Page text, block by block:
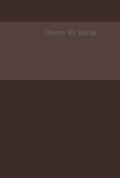
Theme By Burak